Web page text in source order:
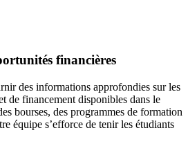
financières
des informations approfondies sur les
de financement disponibles dans le
bourses, des programmes de formation
équipe s’efforce de tenir les étudiants